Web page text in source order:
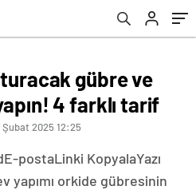
gübre ve
4 farklı tarif
Şubat 2025 12:25
E-postaLinki KopyalaYazı
yapımı orkide gübresinin